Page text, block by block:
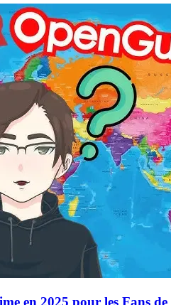
en 2025 pour les Fans de